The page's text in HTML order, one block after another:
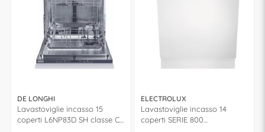
DE LONGHI
Lavastoviglie incasso 15
coperti L6NP83D SH classe C
ELECTROLUX
Lavastoviglie incasso 14
coperti SERIE 800
KEZB8500W SprayZone